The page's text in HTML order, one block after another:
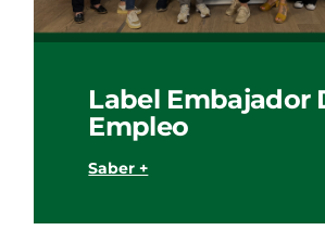
Label Embajador
Empleo
Saber +